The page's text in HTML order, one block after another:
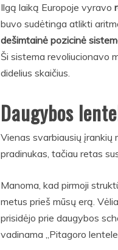
Ilgą laiką Europoje vyravo
buvo sudėtinga atlikti
dešimtainė pozicinė
Ši sistema revoliucionavo
didelius skaičius.
Daugybos
Vienas svarbiausių įrankių
pradinukas, tačiau retas
Manoma, kad pirmoji
metus prieš mūsų erą.
prisidėjo prie daugybos
vadinama „Pitagoro